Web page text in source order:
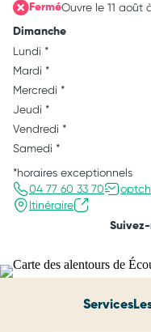
FerméOuvre le 11 août
Dimanche
Lundi *
Mardi *
Mercredi *
Jeudi *
Vendredi *
Samedi *
*horaires exceptionnels
04 77 60 33 70
Itinéraire
Services